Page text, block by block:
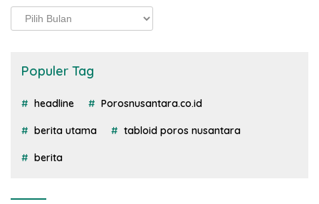
Arsip
Populer Tag
headline Porosnusantara.co.id
berita utama tabloid poros nusantara
berita